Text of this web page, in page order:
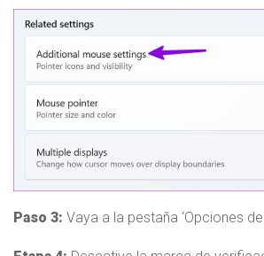
Paso 3: Vaya a la pestaña ‘Opciones de